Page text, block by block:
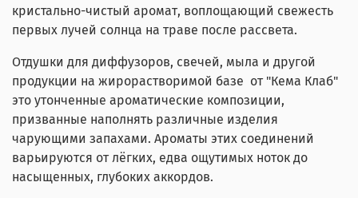
кристально-чистый аромат, воплощающий свежесть
первых лучей солнца на траве после рассвета.
Отдушки для диффузоров, свечей, мыла и другой
продукции на жирорастворимой базе от "Кема Клаб"
это утонченные ароматические композиции,
призванные наполнять различные изделия
чарующими запахами. Ароматы этих соединений
варьируются от лёгких, едва ощутимых ноток до
насыщенных, глубоких аккордов.